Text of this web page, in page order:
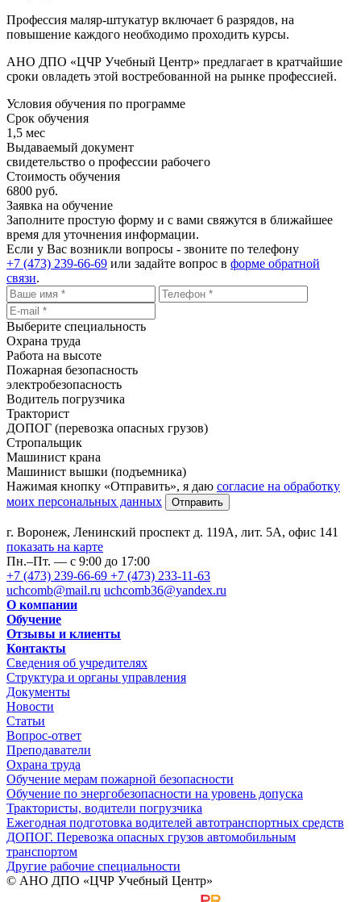
Профессия маляр-штукатур включает 6 разрядов, на
повышение каждого необходимо проходить курсы.
АНО ДПО «ЦЧР Учебный Центр» предлагает в кратчайшие
сроки овладеть этой востребованной на рынке профессией.
Условия обучения по программе
Срок обучения
1,5 мес
Выдаваемый документ
свидетельство о профессии рабочего
Стоимость обучения
6800 руб.
Заявка на обучение
Заполните простую форму и с вами свяжутся в ближайшее
время для уточнения информации.
Если у Вас возникли вопросы - звоните по телефону
+7 (473) 239-66-69 или задайте вопрос в форме обратной
связи.
Выберите специальность
Охрана труда
Работа на высоте
Пожарная безопасность
электробезопасность
Водитель погрузчика
Тракторист
ДОПОГ (перевозка опасных грузов)
Стропальщик
Машинист крана
Машинист вышки (подъемника)
Нажимая кнопку «Отправить», я даю согласие на обработку
моих персональных данных
Отправить
г. Воронеж, Ленинский проспект д. 119А, лит. 5А, офис 141
показать на карте
Пн.–Пт. — с 9:00 до 17:00
+7 (473) 239-66-69 +7 (473) 233-11-63
uchcomb@mail.ru uchcomb36@yandex.ru
О компании
Обучение
Отзывы и клиенты
Контакты
Сведения об учредителях
Структура и органы управления
Документы
Новости
Статьи
Вопрос-ответ
Преподаватели
Охрана труда
Обучение мерам пожарной безопасности
Обучение по энергобезопасности на уровень допуска
Трактористы, водители погрузчика
Ежегодная подготовка водителей автотранспортных средств
ДОПОГ. Перевозка опасных грузов автомобильным
транспортом
Другие рабочие специальности
© АНО ДПО «ЦЧР Учебный Центр»